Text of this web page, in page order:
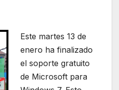
Este martes 13 de
enero ha finalizado
el soporte gratuito
de Microsoft para